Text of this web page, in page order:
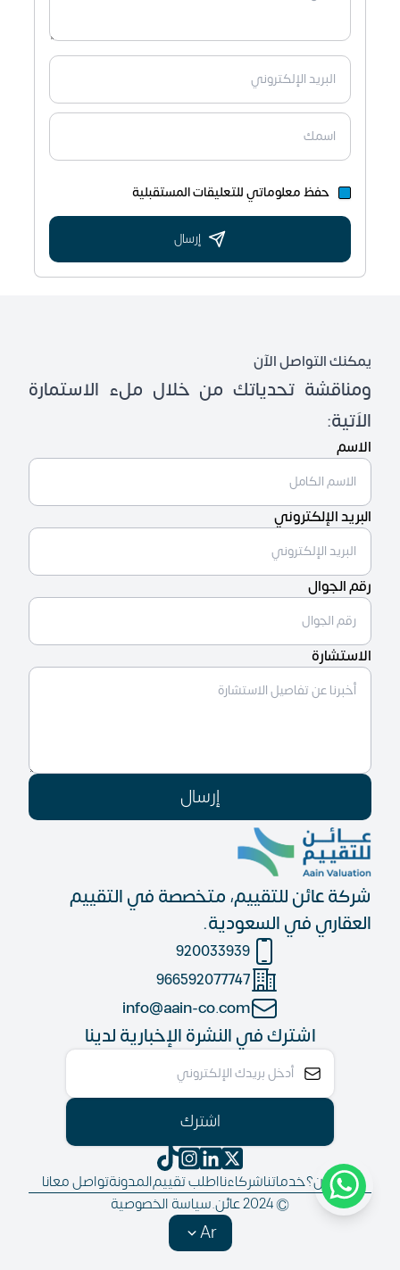
حفظ معلوماتي للتعليقات المستقبلية
إرسال
شركة عائن للتقييم، متخصصة في التقييم
العقاري في السعودية.
اشترك في النشرة الإخبارية لدينا
اشترك
920033939
966592077747
info@aain-co.com
يمكنك التواصل الآن
ومناقشة تحدياتك من خلال ملء الاستمارة
الاَتية:
الاسم
البريد الإلكتروني
رقم الجوال
الاستشارة
إرسال
من نحن؟خدماتناشركاءنااطلب تقييمالمدونةتواصل معانا
© 2024 عائن.
سياسة الخصوصية
Ar